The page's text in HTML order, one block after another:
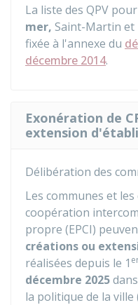
La liste des QPV
mer, Saint-Martin et
fixée à l'annexe du
décembre 2014.
Exonération de
extension
Délibération des
Les communes et
coopération
propre (EPCI)
créations ou
réalisées depuis le 1
décembre 2025
la politique de la ville